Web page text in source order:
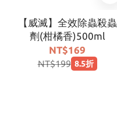
【威滅】全效除蟲殺蟲
劑(柑橘香)500ml
NT$169
NT$199 8.5折